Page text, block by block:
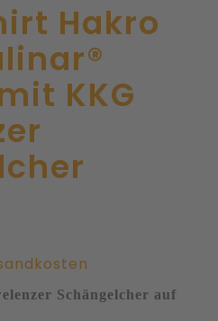
Hakro
KKG
Schängelcher auf